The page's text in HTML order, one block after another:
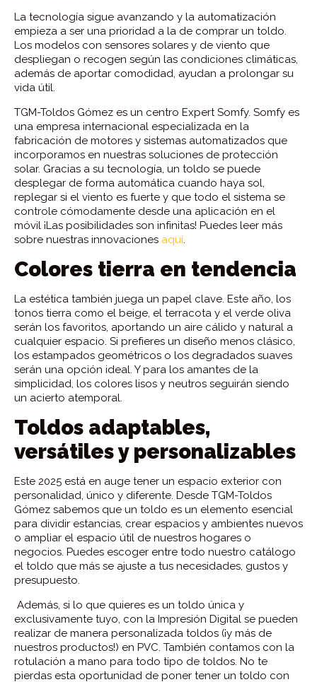
La tecnología sigue avanzando y la automatización
empieza a ser una prioridad a la de comprar un toldo.
Los modelos con sensores solares y de viento que
despliegan o recogen según las condiciones climáticas,
además de aportar comodidad, ayudan a prolongar su
vida útil.
TGM-Toldos Gómez es un centro Expert Somfy. Somfy es
una empresa internacional especializada en la
fabricación de motores y sistemas automatizados que
incorporamos en nuestras soluciones de protección
solar. Gracias a su tecnología, un toldo se puede
desplegar de forma automática cuando haya sol,
replegar si el viento es fuerte y que todo el sistema se
controle cómodamente desde una aplicación en el
móvil ¡Las posibilidades son infinitas! Puedes leer más
sobre nuestras innovaciones aquí
Colores tierra en tendencia
La estética también juega un papel clave. Este año, los
tonos tierra como el beige, el terracota y el verde oliva
serán los favoritos, aportando un aire cálido y natural a
cualquier espacio. Si prefieres un diseño menos clásico,
los estampados geométricos o los degradados suaves
serán una opción ideal. Y para los amantes de la
simplicidad, los colores lisos y neutros seguirán siendo
un acierto atemporal.
Toldos adaptables,
versátiles y personalizables
Este 2025 está en auge tener un espacio exterior con
personalidad, único y diferente. Desde TGM-Toldos
Gómez sabemos que un toldo es un elemento esencial
para dividir estancias, crear espacios y ambientes nuevos
o ampliar el espacio útil de nuestros hogares o
negocios. Puedes escoger entre todo nuestro catálogo
el toldo que más se ajuste a tus necesidades, gustos y
presupuesto.
Además, si lo que quieres es un toldo única y
exclusivamente tuyo, con la Impresión Digital se pueden
realizar de manera personalizada toldos (¡y más de
nuestros productos!) en PVC. También contamos con la
rotulación a mano para todo tipo de toldos. No te
pierdas esta oportunidad de poner tener un toldo con